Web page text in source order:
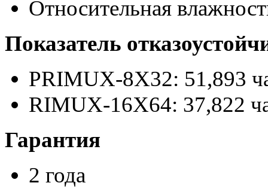
Относительная
Показатель
PRIMUX-8X32: 51,893
RIMUX-16X64: 37,822
Гарантия
2 года